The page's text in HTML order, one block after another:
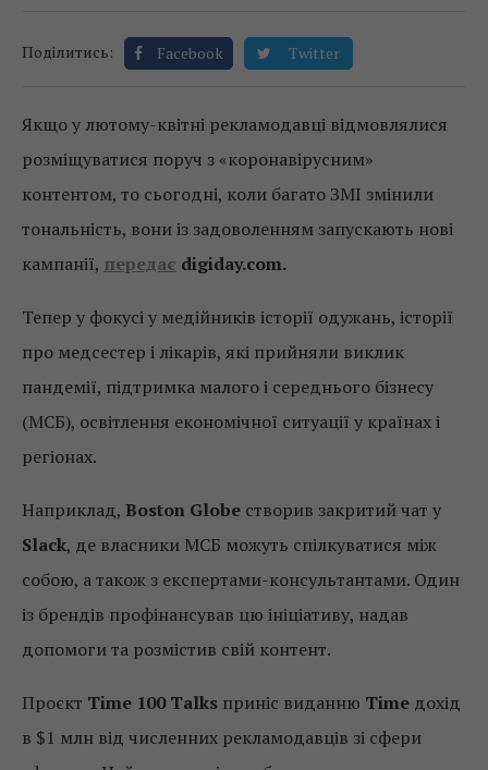
Поділитись: Facebook Twitter
Якщо у лютому-квітні рекламодавці відмовлялися
розміщуватися поруч з «коронавірусним»
контентом, то сьогодні, коли багато ЗМІ змінили
тональність, вони із задоволенням запускають нові
кампанії, передає digiday.com.
Тепер у фокусі у медійників історії одужань, історії
про медсестер і лікарів, які прийняли виклик
пандемії, підтримка малого і середнього бізнесу
(МСБ), освітлення економічної ситуації у країнах і
регіонах.
Наприклад, Boston Globe створив закритий чат у
Slack, де власники МСБ можуть спілкуватися між
собою, а також з експертами-консультантами. Один
із брендів профінансував цю ініціативу, надав
допомоги та розмістив свій контент.
Проєкт Time 100 Talks приніс виданню Time дохід
в $1 млн від численних рекламодавців зі сфери